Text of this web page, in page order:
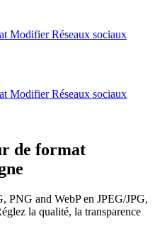
ModifierRéseaux sociaux
ModifierRéseaux sociaux
de format
PNG and WebP en JPEG/JPG,
la qualité, la transparence